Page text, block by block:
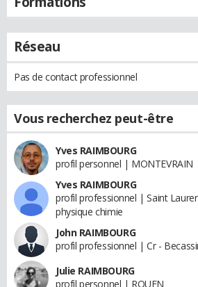
Réseau
Pas de contact professionnel
Vous recherchez peut-être
Yves RAIMBOURG
profil personnel | MONTEVRAIN
Yves RAIMBOURG
profil professionnel | Saint
physique chimie
John RAIMBOURG
profil professionnel | Cr -
Julie RAIMBOURG
profil personnel | ROUEN